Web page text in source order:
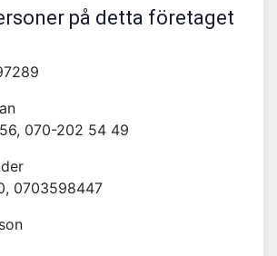
på detta företaget
070-202 54 49
0703598447